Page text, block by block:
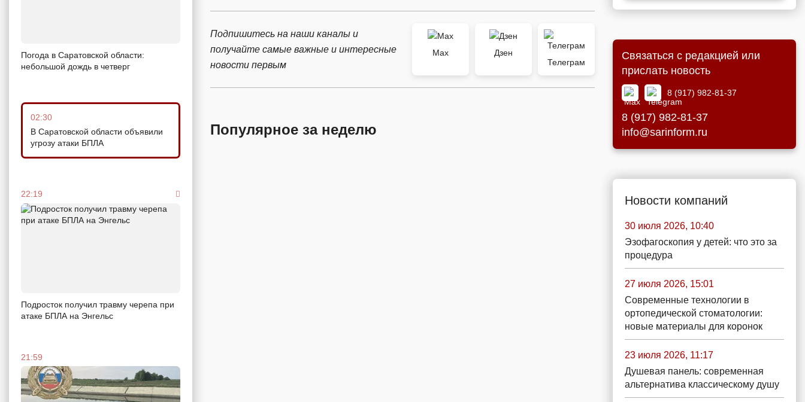
Погода в Саратовской области:
небольшой дождь в четверг
02:30
В Саратовской области объявили
угрозу атаки БПЛА
22:19
Подросток получил травму черепа при
атаке БПЛА на Энгельс
21:59
Подпишитесь на наши каналы и
получайте самые важные и интересные
новости первым
Max
Дзен
Телеграм
Популярное за неделю
Связаться с редакцией или
прислать новость
8 (917) 982-81-37
8 (917) 982-81-37
info@sarinform.ru
Новости компаний
30 июля 2026, 10:40
Эзофагоскопия у детей: что это за
процедура
27 июля 2026, 15:01
Современные технологии в
ортопедической стоматологии:
новые материалы для коронок
23 июля 2026, 11:17
Душевая панель: современная
альтернатива классическому душу